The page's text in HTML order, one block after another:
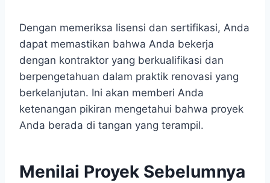
Dengan memeriksa lisensi dan sertifikasi, Anda
dapat memastikan bahwa Anda bekerja
dengan kontraktor yang berkualifikasi dan
berpengetahuan dalam praktik renovasi yang
berkelanjutan. Ini akan memberi Anda
ketenangan pikiran mengetahui bahwa proyek
Anda berada di tangan yang terampil.
Menilai Proyek Sebelumnya